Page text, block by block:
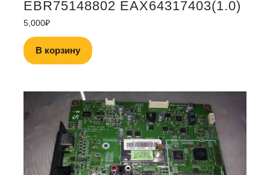
EBR75148802 EAX64317403(1.0)
5,000₽
В корзину